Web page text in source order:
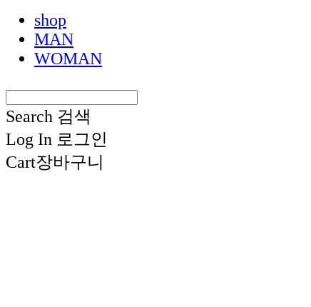
shop
MAN
WOMAN
Search 검색
Log In 로그인
Cart장바구니